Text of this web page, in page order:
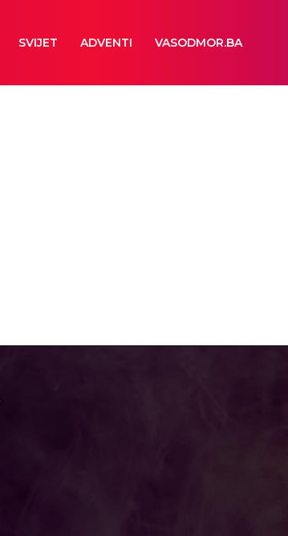
SVIJET ADVENTI VASODMOR.BA